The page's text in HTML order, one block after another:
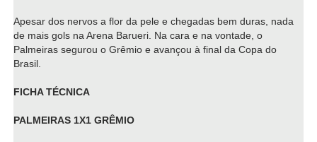
Apesar dos nervos a flor da pele e chegadas bem duras, nada
de mais gols na Arena Barueri. Na cara e na vontade, o
Palmeiras segurou o Grêmio e avançou à final da Copa do
Brasil.
FICHA TÉCNICA
PALMEIRAS 1X1 GRÊMIO